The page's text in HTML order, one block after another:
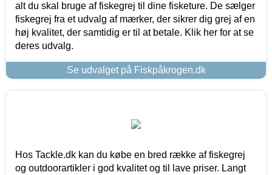
alt du skal bruge af fiskegrej til dine fisketure. De sælger
fiskegrej fra et udvalg af mærker, der sikrer dig grej af en
høj kvalitet, der samtidig er til at betale. Klik her for at se
deres udvalg.
Se udvalget på Fiskpåkrogen.dk
Hos Tackle.dk kan du købe en bred række af fiskegrej
og outdoorartikler i god kvalitet og til lave priser. Langt